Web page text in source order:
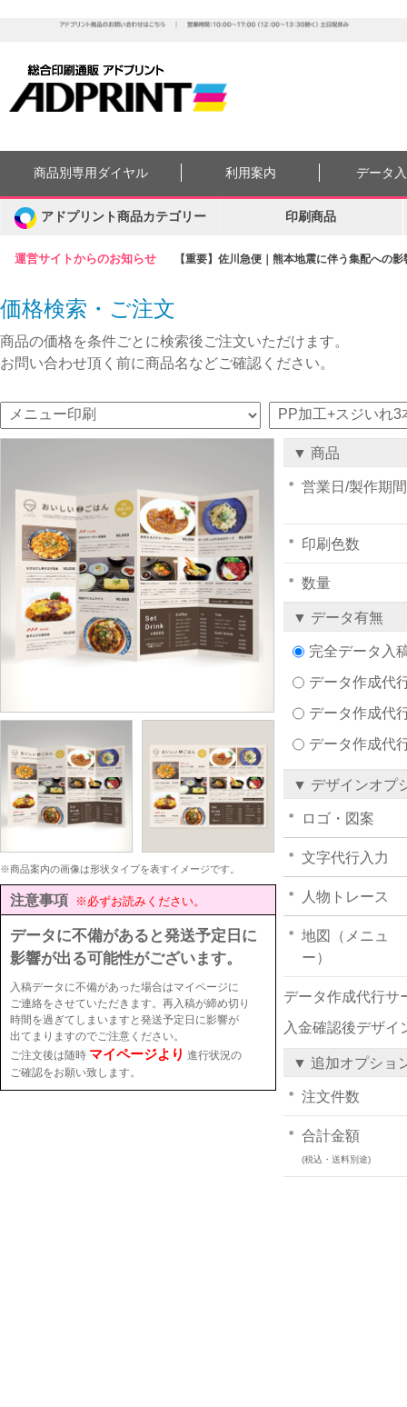
運営サイトからのお知らせ 【重要】佐川急便｜熊本地震に伴う集配への
商品別専用ダイヤル 利用案内 データ
アドプリント商品カテゴリー 印刷商品
価格検索・ご注文
商品の価格を条件ごとに検索後ご注文いただけます。
お問い合わせ頂く前に商品名などご確認ください。
※商品案内の画像は形状タイプを表すイメージです。
注意事項 ※必ずお読みください。
データに不備があると発送予定日に
影響が出る可能性がございます。
入稿データに不備があった場合はマイページに
ご連絡をさせていただきます。再入稿が締め切り
時間を過ぎてしまいますと発送予定日に影響が
出てまりますのでご注意ください。
ご注文後は随時 マイページより 進行状況の
ご確認をお願い致します。
▼ 商品
営業日/製作期間
印刷色数
数量
▼ データ有無
完全データ入
データ作成代
データ作成代
データ作成代
▼ デザインオプ
ロゴ・図案
文字代行入力
人物トレース
地図（メニュ
ー）
データ作成代行サ
入金確認後デザイ
▼ 追加オプショ
注文件数
合計金額
(税込・送料別途)